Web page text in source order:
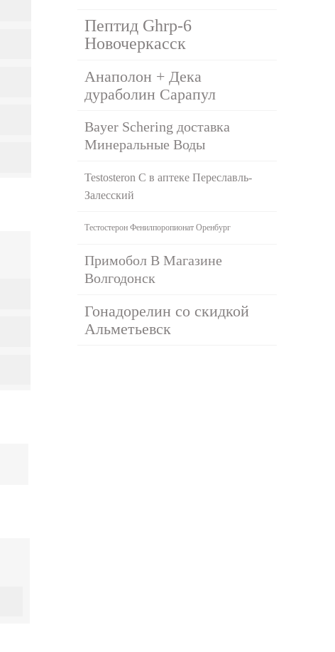
Пептид Ghrp-6
Новочеркасск
Анаполон + Дека
дураболин Сарапул
Bayer Schering доставка
Минеральные Воды
Testosteron C в аптеке Переславль-
Залесский
Тестостерон Фенилпоропионат Оренбург
Примобол В Магазине
Волгодонск
Гонадорелин со скидкой
Альметьевск